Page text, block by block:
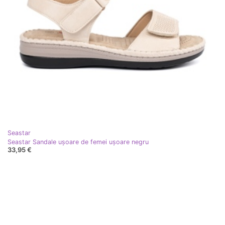
Seastar
Seastar Sandale ușoare de femei ușoare negru
33,95 €